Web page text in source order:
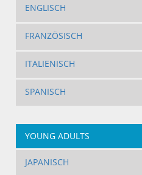
ENGLISCH
FRANZÖSISCH
ITALIENISCH
SPANISCH
YOUNG ADULTS
JAPANISCH